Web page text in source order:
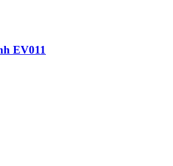
EV011